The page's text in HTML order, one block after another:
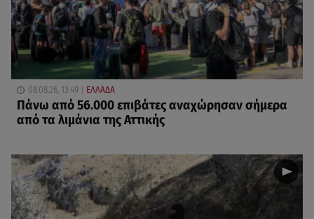
08.08.26, 13:49 ΕΛΛΑΔΑ
Πάνω από 56.000 επιβάτες αναχώρησαν σήμερα
από τα λιμάνια της Αττικής